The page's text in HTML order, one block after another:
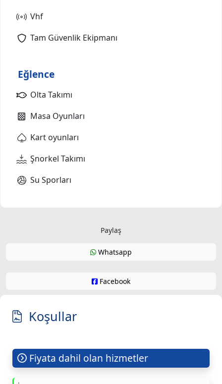
Vhf
Tam Güvenlik Ekipmanı
Eğlence
Olta Takımı
Masa Oyunları
Kart oyunları
Şnorkel Takımı
Su Sporları
Paylaş
Whatsapp
Facebook
Koşullar
Fiyata dahil olan hizmetler